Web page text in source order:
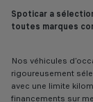
Spoticar a
toutes marques
Nos véhicules
rigoureusement
avec une limite
financements sur